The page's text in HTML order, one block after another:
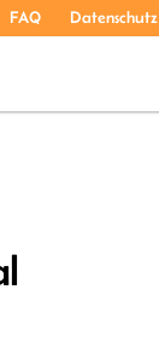
FAQ Datenschutz